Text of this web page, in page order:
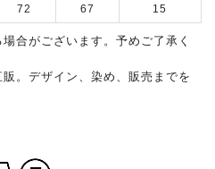
72 67 15
合がございます。予めご了承く
。デザイン、染め、販売までを